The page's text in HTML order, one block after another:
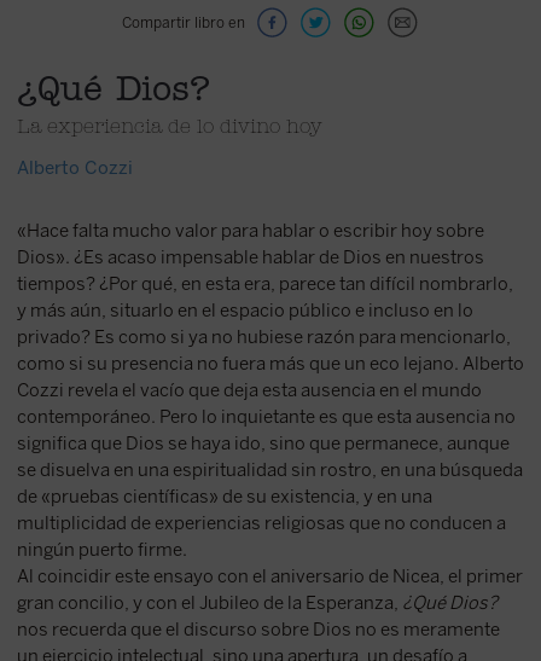
Compartir libro en
¿Qué Dios?
La experiencia de lo divino hoy
Alberto Cozzi
«Hace falta mucho valor para hablar o escribir hoy sobre
Dios». ¿Es acaso impensable hablar de Dios en nuestros
tiempos? ¿Por qué, en esta era, parece tan difícil nombrarlo,
y más aún, situarlo en el espacio público e incluso en lo
privado? Es como si ya no hubiese razón para mencionarlo,
como si su presencia no fuera más que un eco lejano. Alberto
Cozzi revela el vacío que deja esta ausencia en el mundo
contemporáneo. Pero lo inquietante es que esta ausencia no
significa que Dios se haya ido, sino que permanece, aunque
se disuelva en una espiritualidad sin rostro, en una búsqueda
de «pruebas científicas» de su existencia, y en una
multiplicidad de experiencias religiosas que no conducen a
ningún puerto firme.
Al coincidir este ensayo con el aniversario de Nicea, el primer
gran concilio, y con el Jubileo de la Esperanza, ¿Qué Dios?
nos recuerda que el discurso sobre Dios no es meramente
un ejercicio intelectual, sino una apertura, un desafío a